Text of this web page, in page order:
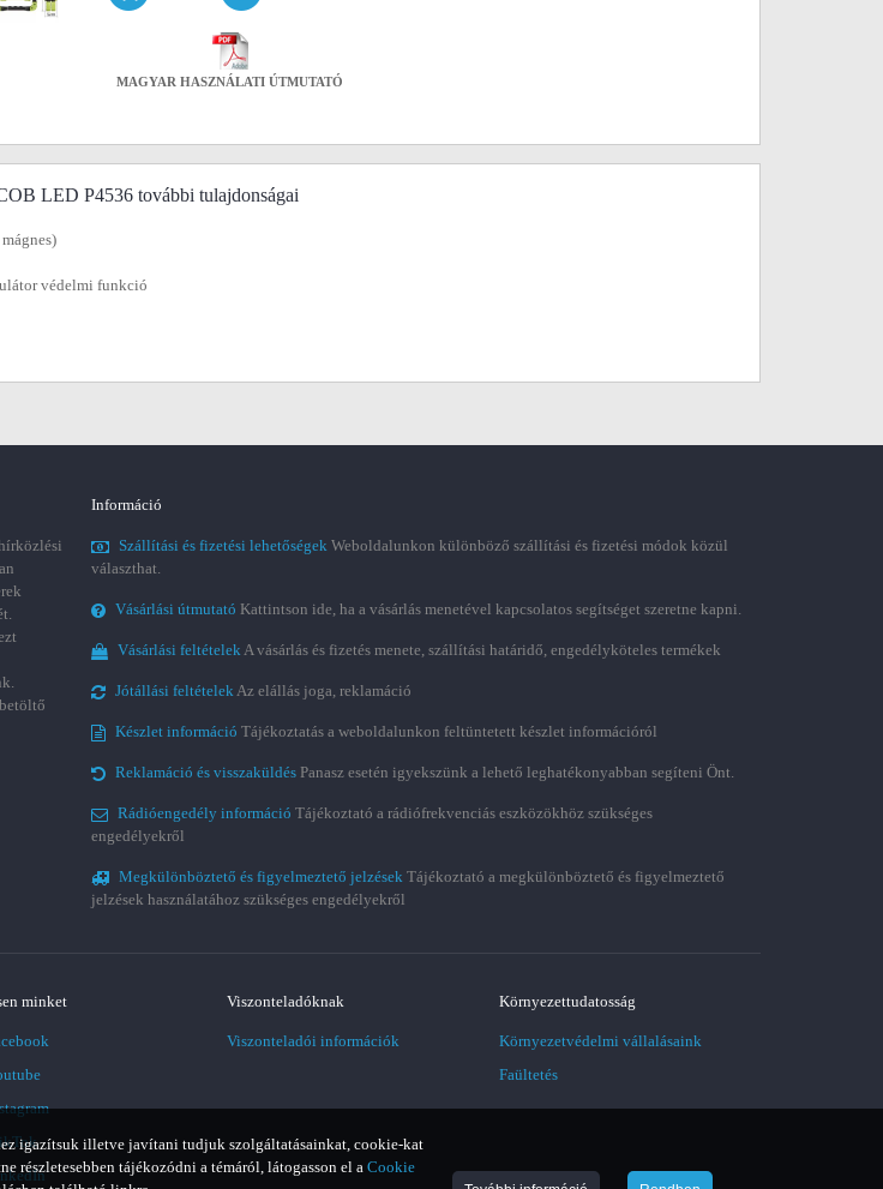
MAGYAR HASZNÁLATI ÚTMUTATÓ
LED P4536 további tulajdonságai
védelmi funkció
igazítsuk illetve javítani tudjuk szolgáltatásainkat, cookie-kat
részletesebben tájékozódni a témáról, látogasson el a Cookie
Információ
Szállítási és fizetési lehetőségek Weboldalunkon különböző szállítási és fizetési módok közül
választhat.
Vásárlási útmutató Kattintson ide, ha a vásárlás menetével kapcsolatos segítséget szeretne kapni.
Vásárlási feltételekA vásárlás és fizetés menete, szállítási határidő, engedélyköteles termékek
Jótállási feltételekAz elállás joga, reklamáció
Készlet információ Tájékoztatás a weboldalunkon feltüntetett készlet információról
Reklamáció és visszaküldés Panasz esetén igyekszünk a lehető leghatékonyabban segíteni Önt.
Rádióengedély információ Tájékoztató a rádiófrekvenciás eszközökhöz szükséges
engedélyekről
Megkülönböztető és figyelmeztető jelzések Tájékoztató a megkülönböztető és figyelmeztető
jelzések használatához szükséges engedélyekről
minket Viszonteladóknak
Viszonteladói információk
Környezettudatosság
Környezetvédelmi vállalásaink
Faültetés